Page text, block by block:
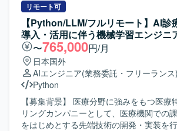
化を行っていただきます。 ・プロダクト
AI導入を行っていただきます。 【開発環境】 ・開発言語：
Python、Typescript ・機械学習・統計モ
learn、LightGBM、pandas、numpy etc.
トフォーム：Google Cloud Platform ・分
・アプリケーション：Next.js、FastAPI ・
ル：Terraform、Cloud Build ・データモデ
Dataform ・データビジュアライゼーショ
Metabase/Redash ・その他：Docker、
Github Copilot etc.
リモート可
【Python/LLM/フルリモート】AI診
導入・活用に伴う機械学習エンジニ
〜765,000円/月
日本国外
AIエンジニア(業務委託・フリーランス)
Python
【募集背景】 医療分野に強みをもつ医療
リングカンパニーとして、医療機関での
をはじめとする先端技術の開発・実装を